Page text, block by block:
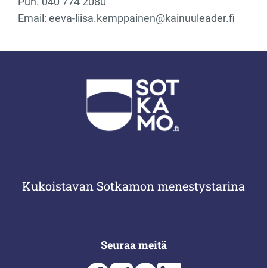
Email: eeva-liisa.kemppainen@kainuuleader.fi
Kukoistavan Sotkamon menestystarina
Seuraa meitä